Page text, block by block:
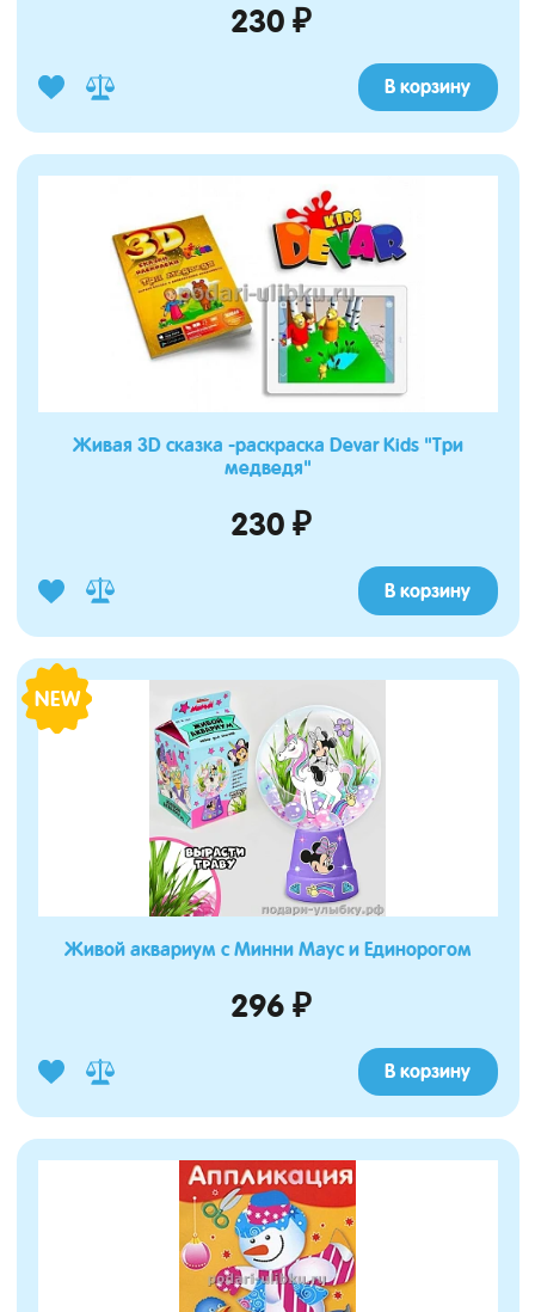
230 ₽
В корзину
Живая 3D сказка -раскраска Devar Kids "Три
медведя"
230 ₽
В корзину
NEW
Живой аквариум с Минни Маус и Единорогом
296 ₽
В корзину